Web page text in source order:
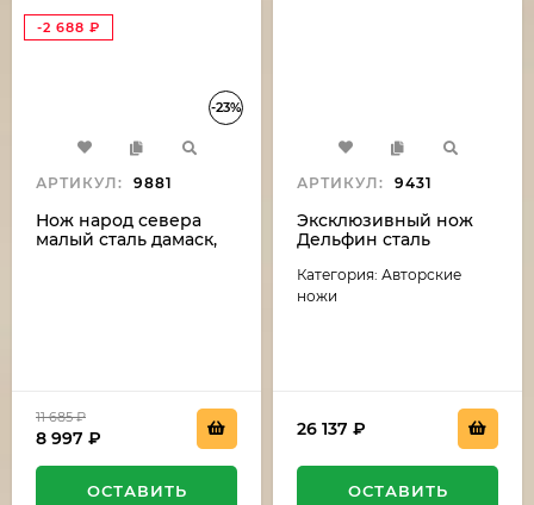
-23%
-2 688 ₽
АРТИКУЛ: 9881
Нож народ севера
малый сталь дамаск,
11 685₽
8 997 ₽
ОСТАВИТЬ
АРТИКУЛ: 9431
Эксклюзивный нож
Дельфин сталь
(никелирование),
рукоять резная,
Категория: Авторские
ножи
26 137 ₽
ОСТАВИТЬ